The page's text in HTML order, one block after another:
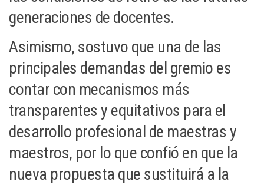
generaciones de docentes.
Asimismo, sostuvo que una de las
principales demandas del gremio es
contar con mecanismos más
transparentes y equitativos para el
desarrollo profesional de maestras y
maestros, por lo que confió en que la
nueva propuesta que sustituirá a la